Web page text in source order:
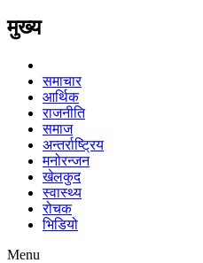
मुख्य
समाचार
आर्थिक
राजनीति
समाज
अन्तर्राष्ट्रिय
मनोरन्जन
खेलकुद
स्वास्थ्य
रोचक
भिडियो
Menu